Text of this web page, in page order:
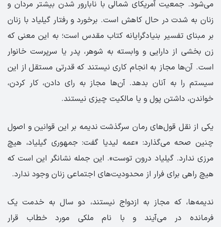
می‌شود. جمعیت آمریكای شمالی با نابارور شدن بیشتر مردان و
زنان به شدت در حال كاهش است. برخورد و رفتار گیلیاد با زنان
بر مبنای تفسیر بنیادگرایانه کتاب مقدس است؛ به این معنی که
زن بخشی از دارایی و وابسته به شوهر، پدر یا سرپرست خانوار
است. آن‌ها مجاز به انجام کاری نیستند که قدرتی مستقل از این
سیستم را به آنان بدهد. آن‌ها مجاز به رای دادن، کار کردن،
خواندن، داشتن پول و یا مالکیت چیزی نیستند.
یکی از نقل‌ قول‌های رمان سرگذشت ندیمه بر این قوانین و اصول
چنین صحه می‌گذارد: «عمه لیدیا گفت: جمهوری گیلیاد، هیچ
مرزی ندارد. گیلیاد درون توست». این جمله نشانگر این است که
هیچ راهی برای فرار از محدودیت‌های اجتماعی زنان وجود ندارد.
ندیمه‌ها، که مجاز به ازدواج نیستند، دو سال به خدمت یک
فرمانده در می‌آیند و با نام ملکی مورد خطاب قرار